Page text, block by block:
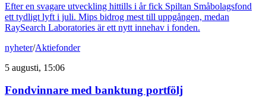
Efter en svagare utveckling hittills i år fick Spiltan Småbolagsfond
ett tydligt lyft i juli. Mips bidrog mest till uppgången, medan
RaySearch Laboratories är ett nytt innehav i fonden.
nyheter/Aktiefonder
5 augusti, 15:06
Fondvinnare med banktung portfölj